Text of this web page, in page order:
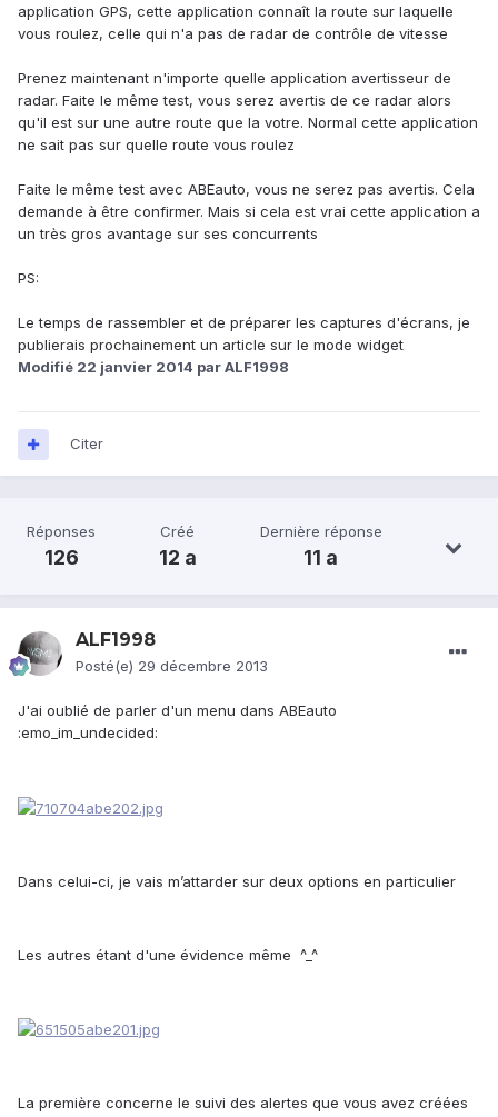
application GPS, cette application connaît la route sur laquelle
vous roulez, celle qui n'a pas de radar de contrôle de vitesse
Prenez maintenant n'importe quelle application avertisseur de
radar. Faite le même test, vous serez avertis de ce radar alors
qu'il est sur une autre route que la votre. Normal cette application
ne sait pas sur quelle route vous roulez
Faite le même test avec ABEauto, vous ne serez pas avertis. Cela
demande à être confirmer. Mais si cela est vrai cette application a
un très gros avantage sur ses concurrents
PS:
Le temps de rassembler et de préparer les captures d'écrans, je
publierais prochainement un article sur le mode widget
Modifié 22 janvier 2014 par ALF1998
Citer
Réponses
126
Créé
12 a
Dernière réponse
11 a
ALF1998
Posté(e) 29 décembre 2013
J'ai oublié de parler d'un menu dans ABEauto
:emo_im_undecided:
Dans celui-ci, je vais m’attarder sur deux options en particulier
Les autres étant d'une évidence même ^_^
La première concerne le suivi des alertes que vous avez créées